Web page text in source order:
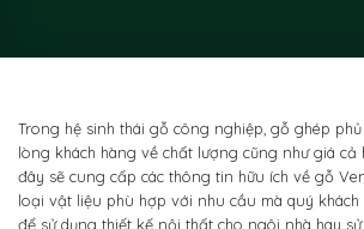
Trong hệ sinh thái gỗ công nghiệp, gỗ ghép
lòng khách hàng về chất lượng cũng như giá cả
đây sẽ cung cấp các thông tin hữu ích về gỗ
loại vật liệu phù hợp với nhu cầu mà quý
để sử dụng thiết kế nội thất cho ngôi nhà hay